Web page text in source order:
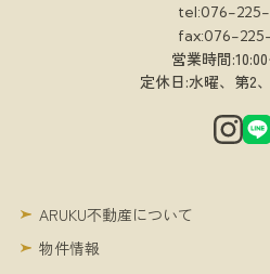
tel:076-
fax:076-
営業時間
定休日:水曜、第2
ARUKU不動産について
物件情報